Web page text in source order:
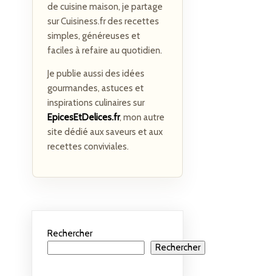
de cuisine maison, je partage
sur Cuisiness.fr des recettes
simples, généreuses et
faciles à refaire au quotidien.
Je publie aussi des idées
gourmandes, astuces et
inspirations culinaires sur
EpicesEtDelices.fr, mon autre
site dédié aux saveurs et aux
recettes conviviales.
Rechercher
Rechercher